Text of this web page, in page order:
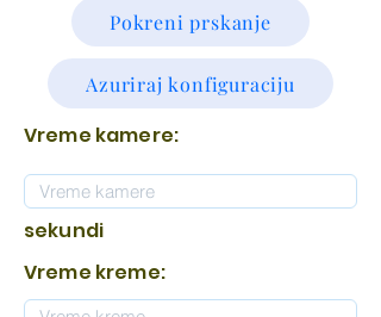
Pokreni prskanje
Azuriraj konfiguraciju
Vreme kamere:
sekundi
Vreme kreme: